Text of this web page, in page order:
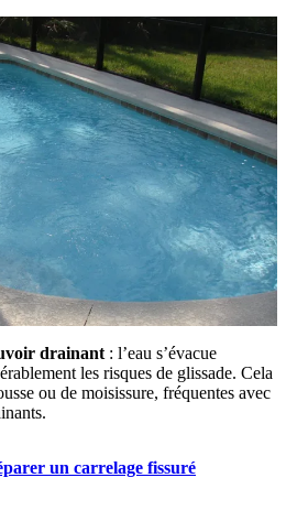
drainant : l’eau s’évacue
les risques de glissade. Cela
ou de moisissure, fréquentes avec
un carrelage fissuré